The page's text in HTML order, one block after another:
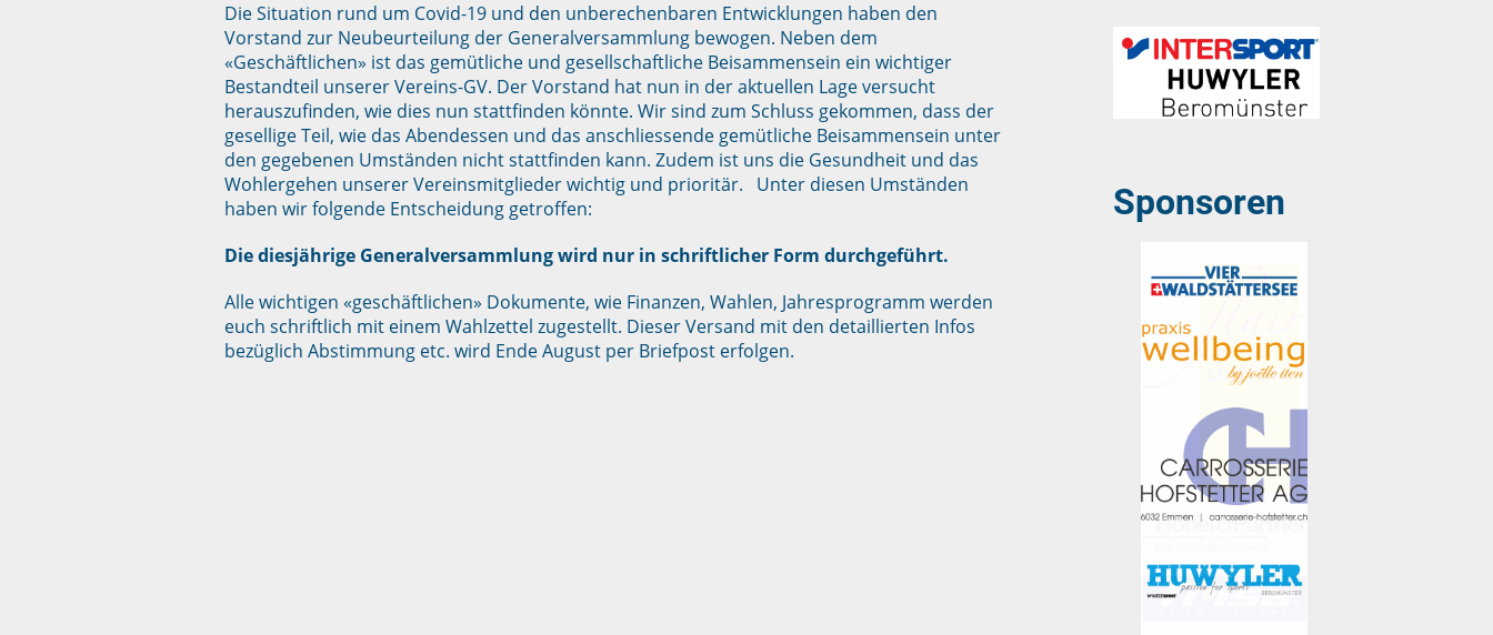
Die Situation rund um Covid-19 und den unberechenbaren Entwicklungen haben den
Vorstand zur Neubeurteilung der Generalversammlung bewogen. Neben dem
«Geschäftlichen» ist das gemütliche und gesellschaftliche Beisammensein ein wichtiger
Bestandteil unserer Vereins-GV. Der Vorstand hat nun in der aktuellen Lage versucht
herauszufinden, wie dies nun stattfinden könnte. Wir sind zum Schluss gekommen, dass der
gesellige Teil, wie das Abendessen und das anschliessende gemütliche Beisammensein unter
den gegebenen Umständen nicht stattfinden kann. Zudem ist uns die Gesundheit und das
Wohlergehen unserer Vereinsmitglieder wichtig und prioritär. Unter diesen Umständen
haben wir folgende Entscheidung getroffen:
Die diesjährige Generalversammlung wird nur in schriftlicher Form durchgeführt.
Alle wichtigen «geschäftlichen» Dokumente, wie Finanzen, Wahlen, Jahresprogramm werden
euch schriftlich mit einem Wahlzettel zugestellt. Dieser Versand mit den detaillierten Infos
bezüglich Abstimmung etc. wird Ende August per Briefpost erfolgen.
Sponsoren